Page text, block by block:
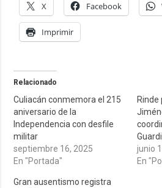
X Facebook
Imprimir
Relacionado
Culiacán conmemora el 215
aniversario de la
Independencia con desfile
militar
septiembre 16, 2025
En "Portada"
junio
En
Gran ausentismo registra